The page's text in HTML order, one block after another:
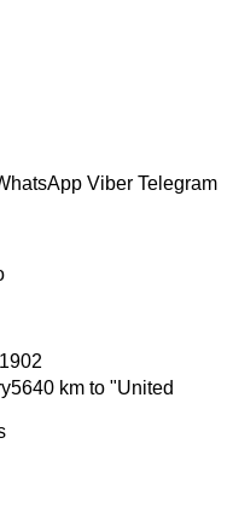
Viber Telegram
5640 km to "United